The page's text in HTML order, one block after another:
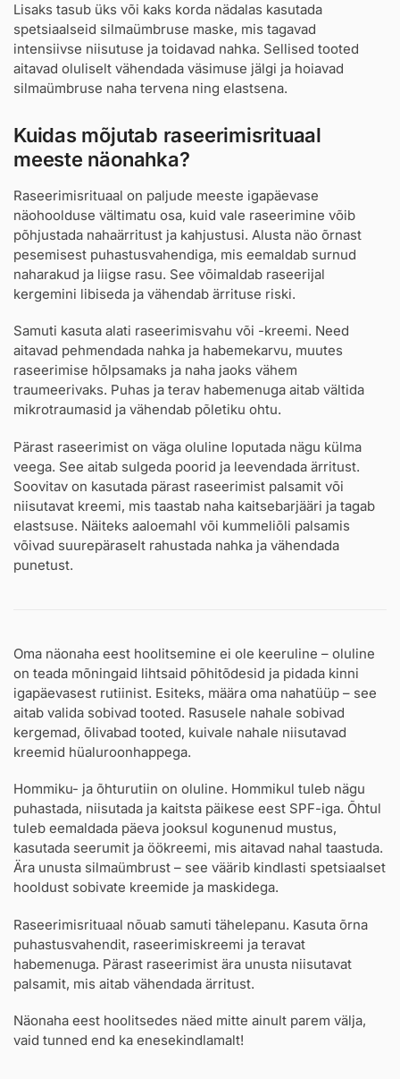
Lisaks tasub üks või kaks korda nädalas kasutada
spetsiaalseid silmaümbruse maske, mis tagavad
intensiivse niisutuse ja toidavad nahka. Sellised tooted
aitavad oluliselt vähendada väsimuse jälgi ja hoiavad
silmaümbruse naha tervena ning elastsena.
Kuidas mõjutab raseerimisrituaal
meeste näonahka?
Raseerimisrituaal on paljude meeste igapäevase
näohoolduse vältimatu osa, kuid vale raseerimine võib
põhjustada nahaärritust ja kahjustusi. Alusta näo õrnast
pesemisest puhastusvahendiga, mis eemaldab surnud
naharakud ja liigse rasu. See võimaldab raseerijal
kergemini libiseda ja vähendab ärrituse riski.
Samuti kasuta alati raseerimisvahu või -kreemi. Need
aitavad pehmendada nahka ja habemekarvu, muutes
raseerimise hõlpsamaks ja naha jaoks vähem
traumeerivaks. Puhas ja terav habemenuga aitab vältida
mikrotraumasid ja vähendab põletiku ohtu.
Pärast raseerimist on väga oluline loputada nägu külma
veega. See aitab sulgeda poorid ja leevendada ärritust.
Soovitav on kasutada pärast raseerimist palsamit või
niisutavat kreemi, mis taastab naha kaitsebarjääri ja tagab
elastsuse. Näiteks aaloemahl või kummeliõli palsamis
võivad suurepäraselt rahustada nahka ja vähendada
punetust.
Oma näonaha eest hoolitsemine ei ole keeruline – oluline
on teada mõningaid lihtsaid põhitõdesid ja pidada kinni
igapäevasest rutiinist. Esiteks, määra oma nahatüüp – see
aitab valida sobivad tooted. Rasusele nahale sobivad
kergemad, õlivabad tooted, kuivale nahale niisutavad
kreemid hüaluroonhappega.
Hommiku- ja õhturutiin on oluline. Hommikul tuleb nägu
puhastada, niisutada ja kaitsta päikese eest SPF-iga. Õhtul
tuleb eemaldada päeva jooksul kogunenud mustus,
kasutada seerumit ja öökreemi, mis aitavad nahal taastuda.
Ära unusta silmaümbrust – see väärib kindlasti spetsiaalset
hooldust sobivate kreemide ja maskidega.
Raseerimisrituaal nõuab samuti tähelepanu. Kasuta õrna
puhastusvahendit, raseerimiskreemi ja teravat
habemenuga. Pärast raseerimist ära unusta niisutavat
palsamit, mis aitab vähendada ärritust.
Näonaha eest hoolitsedes näed mitte ainult parem välja,
vaid tunned end ka enesekindlamalt!